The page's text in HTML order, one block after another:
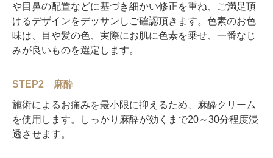
や目鼻の配置などに基づき細かい修正を重ね、ご満足頂
けるデザインをデッサンしご確認頂きます。色素のお色
味は、目や髪の色、実際にお肌に色素を乗せ、一番なじ
みが良いものを選定します。
STEP2 麻酔
施術によるお痛みを最小限に抑えるため、麻酔クリーム
を使用します。しっかり麻酔が効くまで20～30分程度浸
透させます。